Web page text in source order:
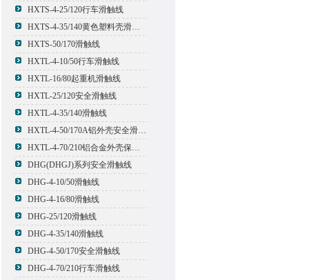
HXTS-4-25/120行车滑触线
HXTS-4-35/140黄色塑料壳滑触线
HXTS-50/170滑触线
HXTL-4-10/50行车滑触线
HXTL-16/80起重机滑触线
HXTL-25/120安全滑触线
HXTL-4-35/140滑触线
HXTL-4-50/170A铝外壳安全滑触线
HXTL-4-70/210铝合金外壳保护多极管式滑触线
DHG(DHGJ)系列安全滑触线
DHG-4-10/50滑触线
DHG-4-16/80滑触线
DHG-25/120滑触线
DHG-4-35/140滑触线
DHG-4-50/170安全滑触线
DHG-4-70/210行车滑触线